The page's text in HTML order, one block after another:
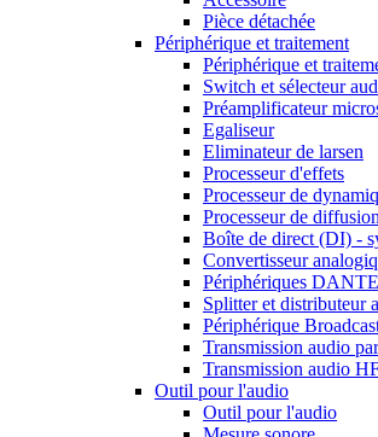
Pièce détachée
Périphérique et traitement
Périphérique et
Switch et sélecteur
Préamplificateur
Egaliseur
Eliminateur de larsen
Processeur d'effets
Processeur de
Processeur de diffusion
Boîte de direct (DI) -
Convertisseur
Périphériques
Splitter et distributeur
Périphérique
Transmission audio
Transmission audio
Outil pour l'audio
Outil pour l'audio